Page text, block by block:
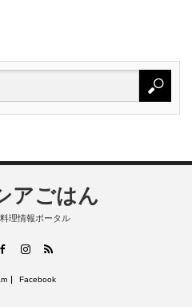
アごはん
理情報ポータル
FacebookInstagram
Facebook